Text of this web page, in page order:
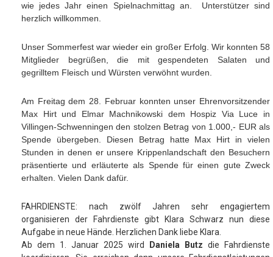
wie jedes Jahr einen Spielnachmittag an. Unterstützer sind
herzlich willkommen.
Unser Sommerfest war wieder ein großer Erfolg. Wir konnten 58
Mitglieder begrüßen, die mit gespendeten Salaten und
gegrilltem Fleisch und Würsten verwöhnt wurden.
Am Freitag dem 28. Februar konnten unser Ehrenvorsitzender
Max Hirt und Elmar Machnikowski dem Hospiz Via Luce in
Villingen-Schwenningen den stolzen Betrag von 1.000,- EUR als
Spende übergeben. Diesen Betrag hatte Max Hirt in vielen
Stunden in denen er unsere Krippenlandschaft den Besuchern
präsentierte und erläuterte als Spende für einen gute Zweck
erhalten. Vielen Dank dafür.
FAHRDIENSTE: nach zwölf Jahren sehr engagiertem
organisieren der Fahrdienste gibt Klara Schwarz nun diese
Aufgabe in neue Hände. Herzlichen Dank liebe Klara.
Ab dem 1. Januar 2025 wird
Daniela Butz die Fahrdienste